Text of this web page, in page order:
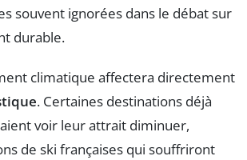
souvent ignorées dans le débat sur
durable.
climatique affectera directement
. Certaines destinations déjà
voir leur attrait diminuer,
de ski françaises qui souffriront